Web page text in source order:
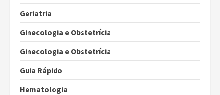
Geriatria
Ginecologia e Obstetrícia
Ginecologia e Obstetrícia
Guia Rápido
Hematologia